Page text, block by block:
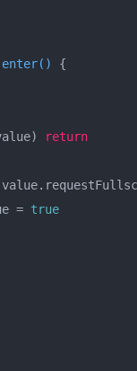
enter( ) {
return
=
true